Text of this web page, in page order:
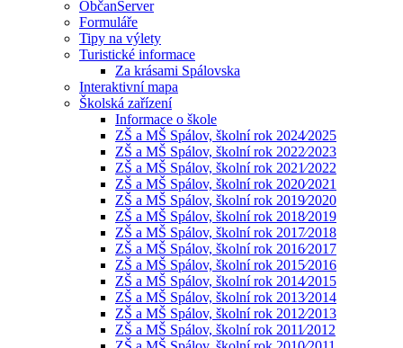
ObčanServer
Formuláře
Tipy na výlety
Turistické informace
Za krásami Spálovska
Interaktivní mapa
Školská zařízení
Informace o škole
ZŠ a MŠ Spálov, školní rok 2024⁄2025
ZŠ a MŠ Spálov, školní rok 2022⁄2023
ZŠ a MŠ Spálov, školní rok 2021⁄2022
ZŠ a MŠ Spálov, školní rok 2020⁄2021
ZŠ a MŠ Spálov, školní rok 2019⁄2020
ZŠ a MŠ Spálov, školní rok 2018⁄2019
ZŠ a MŠ Spálov, školní rok 2017⁄2018
ZŠ a MŠ Spálov, školní rok 2016⁄2017
ZŠ a MŠ Spálov, školní rok 2015⁄2016
ZŠ a MŠ Spálov, školní rok 2014⁄2015
ZŠ a MŠ Spálov, školní rok 2013⁄2014
ZŠ a MŠ Spálov, školní rok 2012⁄2013
ZŠ a MŠ Spálov, školní rok 2011⁄2012